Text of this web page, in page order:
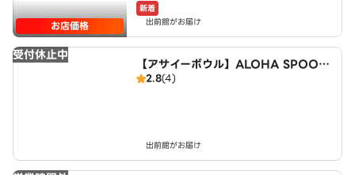
お店価格
新着
出前館がお届け
受付休止中
【アサイーボウル】ALOHA SPOON
～Acai bowl cafe～ 近鉄小倉駅西
2.8(4)
出前館がお届け